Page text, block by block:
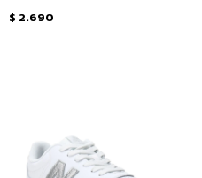
Fluo
$ 2.690